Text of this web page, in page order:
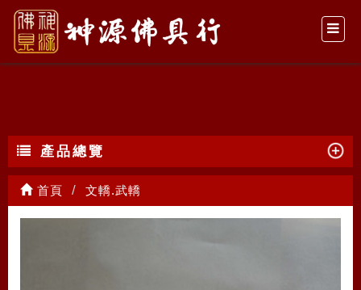
文轎.武轎
產品總覽
首頁 文轎.武轎